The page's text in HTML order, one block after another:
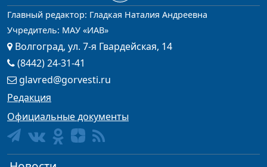
Главный редактор: Гладкая Наталия Андреевна
Учредитель: МАУ «ИАВ»
Волгоград, ул. 7-я Гвардейская, 14
(8442) 24-31-41
glavred@gorvesti.ru
Редакция
Официальные документы